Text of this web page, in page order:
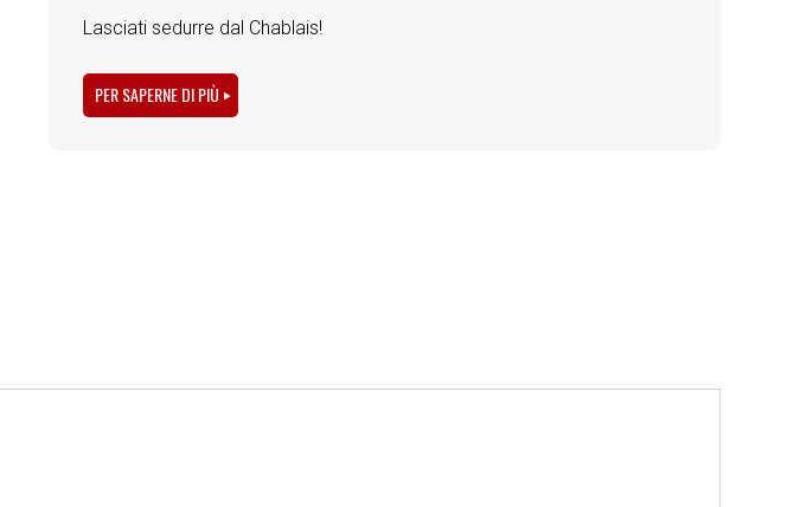
Lasciati sedurre dal Chablais!
PER SAPERNE DI PIÙ